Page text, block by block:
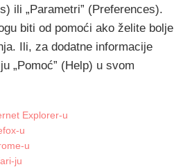
ili „Parametri” (Preferences).
biti od pomoći ako želite bolje
Ili, za dodatne informacije
„Pomoć” (Help) u svom
Explorer-u
u
u
ju